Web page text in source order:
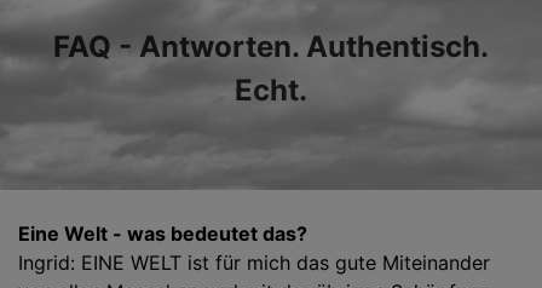
FAQ - Antworten. Authentisch.
Echt.
Eine Welt - was bedeutet das?
Ingrid: EINE WELT ist für mich das gute Miteinander